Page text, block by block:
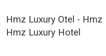
Hmz Luxury Otel -
Hmz Luxury Hotel